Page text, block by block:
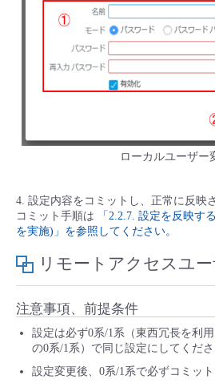
ローカルユーザー
4. 設定内容をコミットし、正常に反映
コミット手順は
「2.2.7. 設定を反映す
を実施)」を参照してください。
リモートアクセスユ
注意事項、前提条件
設定は必ず0系/1系（東西冗長を利
の0系/1系）で同じ設定にしてくださ
設定変更後、0系/1系で必ずコミッ